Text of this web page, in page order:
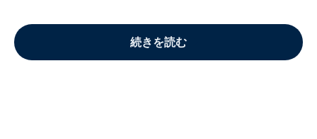
続きを読む